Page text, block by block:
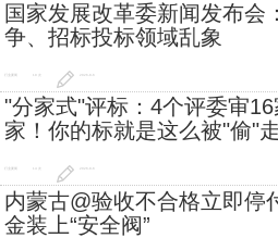
国家发展改革委新闻发布会
争、招标投标领域乱象
行业要闻 19 次 2026-8-6
"分家式"评标：4个评委审
家！你的标就是这么被"偷"
行业要闻 14 次 2026-8-6
内蒙古@验收不合格立即停
金装上“安全阀”